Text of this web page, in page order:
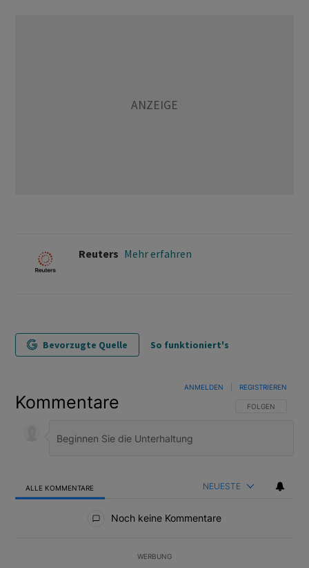
Reuters Mehr erfahren
Bevorzugte Quelle So funktioniert's
Kommentare FOLGE DIESER
FOLGEN
ANMELDEN REGISTRIEREN
ALLE KOMMENTARE NEUESTE
Noch keine Kommentare
WERBUNG